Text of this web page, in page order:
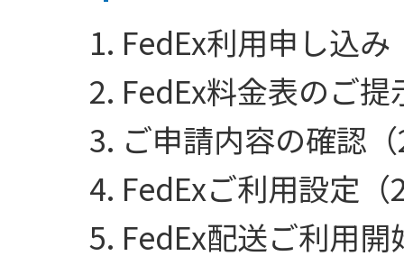
FedEx利用申し込み
FedEx料金表のご提
ご申請内容の確認
FedExご利用設定
FedEx配送ご利用開